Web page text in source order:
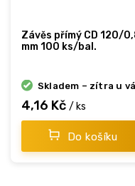
Závěs přímý CD 120/
mm 100 ks/bal.
Skladem – zítra u
4,16 Kč / ks
Do košíku